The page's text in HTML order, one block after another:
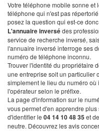
Votre téléphone mobile sonne et
téléphone qui n'est pas
posez la question qui est-ce
L'annuaire inversédes
service de recherche inversé,
l'annuaire inversé interroge ses
numéro de téléphone inconnu.
Trouver l'identité du propriétaire
une entreprise soit un particulier
simplement le lieu du numéro
l'opérateur selon le préfixe.
La page d'information sur le
vous permet d'en apprendre
d'identifier le 04 14 10 48 35et
neutre. Découvrez les avis